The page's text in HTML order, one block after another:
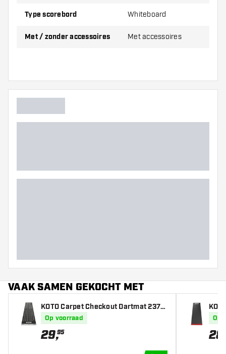
Type scorebord Whiteboard
Met / zonder accessoires Met accessoires
VAAK SAMEN GEKOCHT MET
KOTO Carpet Checkout Dartmat 237x
60cm
Op voorraad
29,95
Op
28